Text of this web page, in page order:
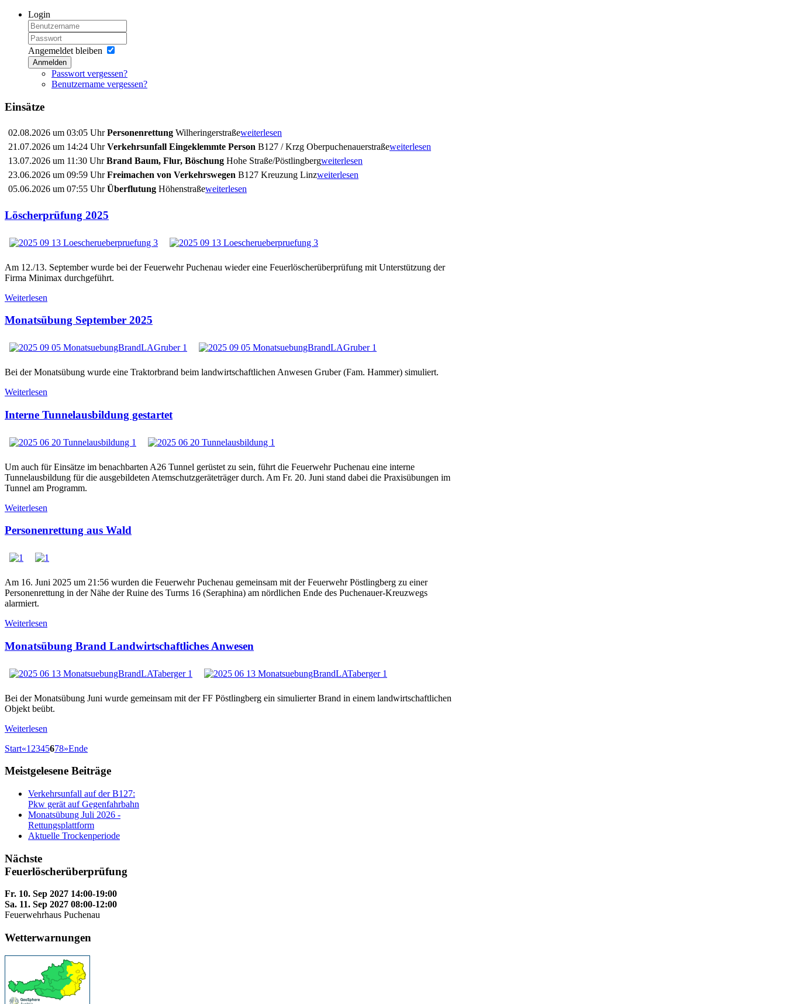
Login
Angemeldet bleiben
Anmelden
Passwort vergessen?
Benutzername vergessen?
Einsätze
02.08.2026 um 03:05 UhrPersonenrettung Wilheringerstraßeweiterlesen
21.07.2026 um 14:24 UhrVerkehrsunfall Eingeklemmte Person B127 / Krzg Oberpuchenauerstraßeweiterlesen
13.07.2026 um 11:30 UhrBrand Baum, Flur, Böschung Hohe Straße/Pöstlingbergweiterlesen
23.06.2026 um 09:59 UhrFreimachen von Verkehrswegen B127 Kreuzung Linzweiterlesen
05.06.2026 um 07:55 UhrÜberflutung Höhenstraßeweiterlesen
Löscherprüfung 2025
Am 12./13. September wurde bei der Feuerwehr Puchenau wieder eine Feuerlöscherüberprüfung mit Unterstützung der
Firma Minimax durchgeführt.
Weiterlesen
Monatsübung September 2025
Bei der Monatsübung wurde eine Traktorbrand beim landwirtschaftlichen Anwesen Gruber (Fam. Hammer) simuliert.
Weiterlesen
Interne Tunnelausbildung gestartet
Um auch für Einsätze im benachbarten A26 Tunnel gerüstet zu sein, führt die Feuerwehr Puchenau eine interne
Tunnelausbildung für die ausgebildeten Atemschutzgeräteträger durch. Am Fr. 20. Juni stand dabei die Praxisübungen im
Tunnel am Programm.
Weiterlesen
Personenrettung aus Wald
Am 16. Juni 2025 um 21:56 wurden die Feuerwehr Puchenau gemeinsam mit der Feuerwehr Pöstlingberg zu einer
Personenrettung in der Nähe der Ruine des Turms 16 (Seraphina) am nördlichen Ende des Puchenauer-Kreuzwegs
alarmiert.
Weiterlesen
Monatsübung Brand Landwirtschaftliches Anwesen
Bei der Monatsübung Juni wurde gemeinsam mit der FF Pöstlingberg ein simulierter Brand in einem landwirtschaftlichen
Objekt beübt.
Weiterlesen
Start«1 2345678»Ende
Meistgelesene Beiträge
Verkehrsunfall auf der B127:
Pkw gerät auf Gegenfahrbahn
Monatsübung Juli 2026 -
Rettungsplattform
Aktuelle Trockenperiode
Nächste
Feuerlöscherüberprüfung
Fr. 10. Sep 2027 14:00-19:00
Sa. 11. Sep 2027 08:00-12:00
Feuerwehrhaus Puchenau
Wetterwarnungen